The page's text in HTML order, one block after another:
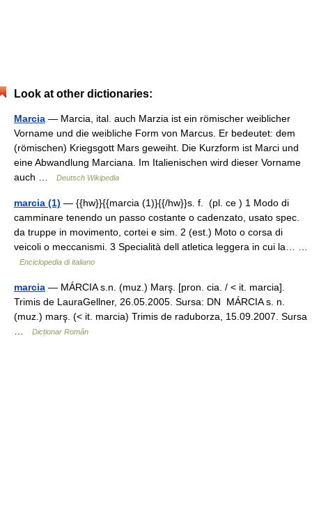
Look at other dictionaries:
Marcia — Marcia, ital. auch Marzia ist ein römischer weiblicher
Vorname und die weibliche Form von Marcus. Er bedeutet: dem
(römischen) Kriegsgott Mars geweiht. Die Kurzform ist Marci und
eine Abwandlung Marciana. Im Italienischen wird dieser Vorname
auch …
Deutsch Wikipedia
marcia (1) — {{hw}}{{marcia (1)}{{/hw}}s. f. (pl. ce ) 1 Modo di
camminare tenendo un passo costante o cadenzato, usato spec.
da truppe in movimento, cortei e sim. 2 (est.) Moto o corsa di
veicoli o meccanismi. 3 Specialità dell atletica leggera in cui la… …
Enciclopedia di italiano
marcia — MÁRCIA s.n. (muz.) Marş. [pron. cia. / < it. marcia].
Trimis de LauraGellner, 26.05.2005. Sursa: DN MÁRCIA s. n.
(muz.) marş. (< it. marcia) Trimis de raduborza, 15.09.2007. Sursa
Dicționar Român